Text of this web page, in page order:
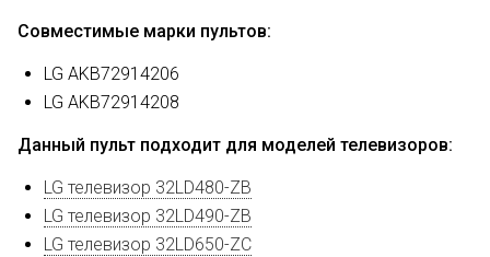
Совместимые марки пультов:
LG AKB72914206
LG AKB72914208
Данный пульт подходит для моделей телевизоров:
LG телевизор 32LD480-ZB
LG телевизор 32LD490-ZB
LG телевизор 32LD650-ZC